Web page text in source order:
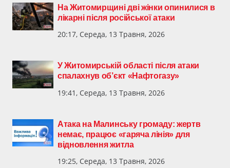
На Житомирщині дві жінки опинилися в
лікарні після російської атаки
20:17, Середа, 13 Травня, 2026
У Житомирській області після атаки
спалахнув об’єкт «Нафтогазу»
19:41, Середа, 13 Травня, 2026
Атака на Малинську громаду: жертв
немає, працює «гаряча лінія» для
відновлення житла
19:25, Середа, 13 Травня, 2026